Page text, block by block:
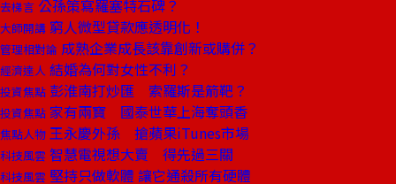
去梯言 公孫策寫羅塞特石碑？
大師開講 窮人微型貸款應透明化！
管理相對論 成熟企業成長該靠創新或購併？
經濟達人 結婚為何對女性不利？
投資焦點 彭淮南打炒匯 索羅斯是箭靶？
投資焦點 家有兩寶 國泰世華上海奪頭香
焦點人物 王永慶外孫 搶蘋果iTunes市場
科技風雲 智慧電視想大賣 得先過三關
科技風雲 堅持只做軟體 讓它通殺所有硬體